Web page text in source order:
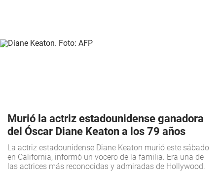
Murió la actriz estadounidense ganadora
del Óscar Diane Keaton a los 79 años
La actriz estadounidense Diane Keaton murió este sábado
en California, informó un vocero de la familia. Era una de
las actrices más reconocidas y admiradas de Hollywood.